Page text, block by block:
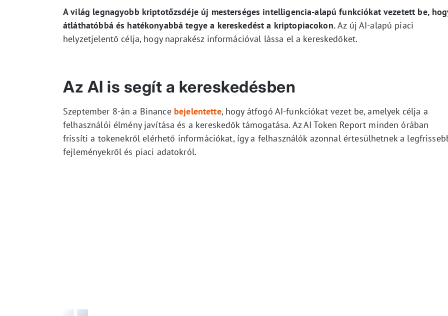
A világ legnagyobb kriptotőzsdéje új mesterséges intelligencia-alapú funkciókat vezetett be,
átláthatóbbá és hatékonyabbá tegye a kereskedést a kriptopiacokon.Az új AI-alapú piaci
helyzetjelentő célja, hogy naprakész információval lássa el a kereskedőket.
Az AI is segít a kereskedésben
Szeptember 8-án a Binance bejelentette, hogy átfogó AI-funkciókat vezet be, amelyek célja a
felhasználói élmény javítása és a kereskedők támogatása. Az AI Token Report minden órában
frissíti a tokenekről elérhető információkat, így a felhasználók azonnal értesülhetnek a
fejleményekről és piaci adatokról.